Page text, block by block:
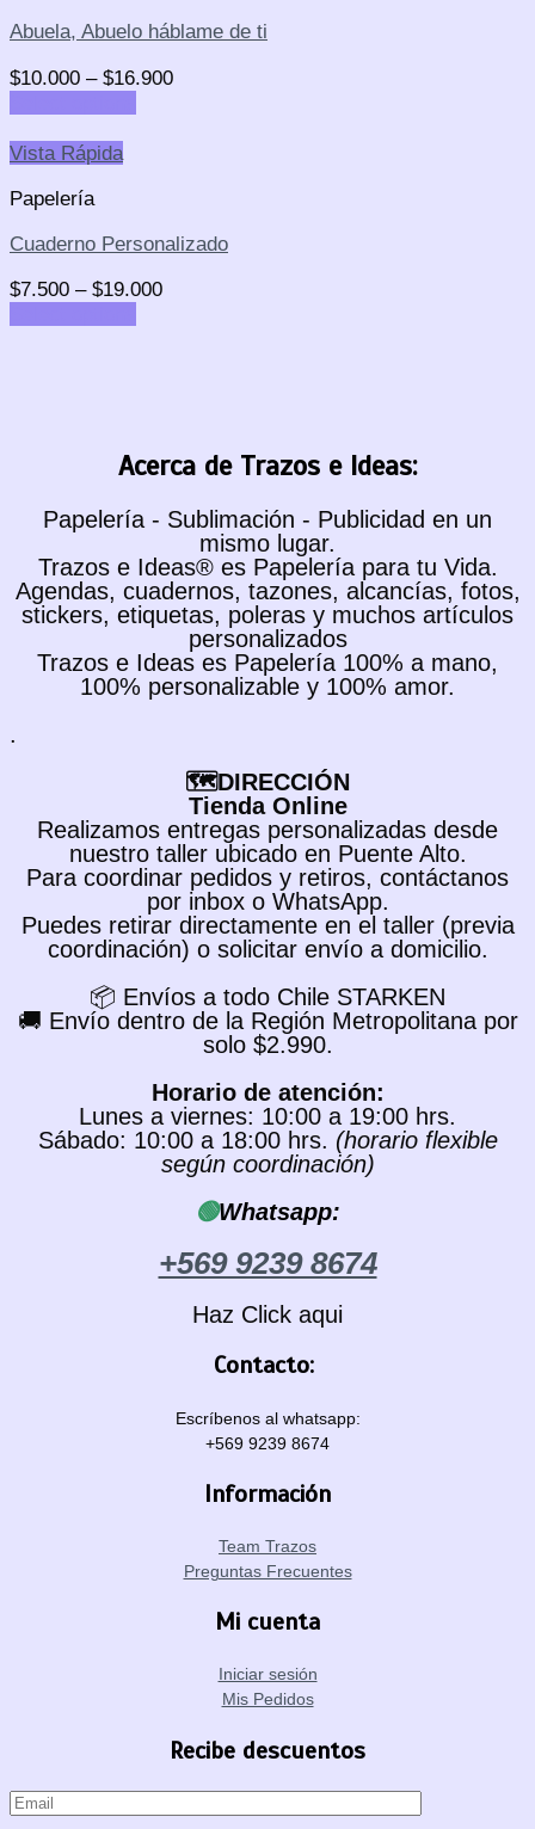
Abuela, Abuelo háblame de ti
$10.000 – $16.900
Vista Rápida
Papelería
Cuaderno Personalizado
$7.500 – $19.000
Acerca de Trazos e Ideas:
Papelería - Sublimación - Publicidad en un
mismo lugar.
Trazos e Ideas® es Papelería para tu Vida.
Agendas, cuadernos, tazones, alcancías, fotos,
stickers, etiquetas, poleras y muchos artículos
personalizados
Trazos e Ideas es Papelería 100% a mano,
100% personalizable y 100% amor.
.
🗺️DIRECCIÓN
Tienda Online
Realizamos entregas personalizadas desde
nuestro taller ubicado en Puente Alto.
Para coordinar pedidos y retiros, contáctanos
por inbox o WhatsApp.
Puedes retirar directamente en el taller (previa
coordinación) o solicitar envío a domicilio.
📦 Envíos a todo Chile STARKEN
🚚 Envío dentro de la Región Metropolitana por
solo $2.990.
Horario de atención:
Lunes a viernes: 10:00 a 19:00 hrs.
Sábado: 10:00 a 18:00 hrs. (horario flexible
según coordinación)
🟢Whatsapp:
+569 9239 8674
Haz Click aqui
Contacto:
Escríbenos al whatsapp:
+569 9239 8674
Información
Team Trazos
Preguntas Frecuentes
Mi cuenta
Iniciar sesión
Mis Pedidos
Recibe descuentos